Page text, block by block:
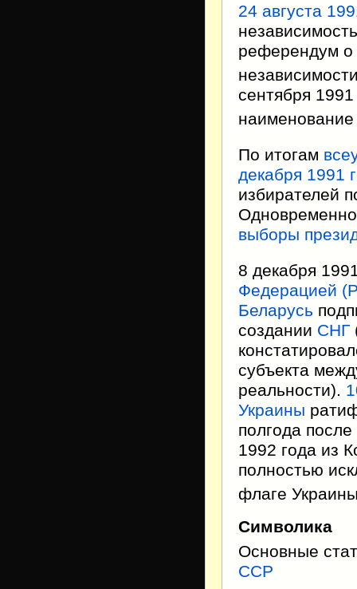
24 августа
референдум о
сентября 1991
По итогам
декабря 1991
избирателей
выборы
8 декабря
Федерацией
Беларусь
создании СНГ
субъекта
реальности).
Украины
полгода
1992 года из
полностью
флаге
Символика
Основные
ССР